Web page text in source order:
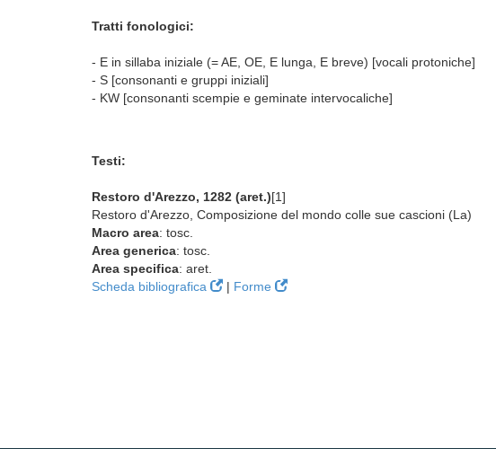
Tratti fonologici:
- E in sillaba iniziale (= AE, OE, E lunga, E breve) [vocali protoniche]
- S [consonanti e gruppi iniziali]
- KW [consonanti scempie e geminate intervocaliche]
Testi:
Restoro d'Arezzo, 1282 (aret.)[1]
Restoro d'Arezzo, Composizione del mondo colle sue cascioni (La)
Macro area: tosc.
Area generica: tosc.
Area specifica: aret.
Scheda bibliografica
| Forme